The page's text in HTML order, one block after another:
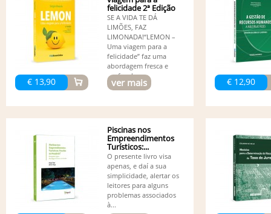
€ 13,90
felicidade 2ª Edição
SE A VIDA TE DÁ
LIMÕES, FAZ
LIMONADA!“LEMON –
Uma viagem para a
felicidade” faz uma
abordagem fresca e
profunda...
ver mais € 12,90
Piscinas nos
Empreendimentos
Turísticos:...
O presente livro visa
apenas, e daí a sua
simplicidade, alertar os
leitores para alguns
problemas associados
à...